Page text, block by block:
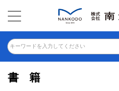
キーワードを入力してください
書籍